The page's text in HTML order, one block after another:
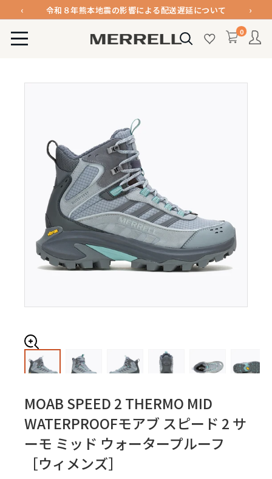
ン
‹
メンバー登録で1000ポイント進呈＆送料無料！
令和８年熊本地震の影響による配送遅延について
›
MERRELL
オ
イ
ン
ス
ト
ア
0
MOAB SPEED 2 THERMO MID
WATERPROOFモアブ スピード 2 サ
ーモ ミッド ウォータープルーフ
［ウィメンズ］